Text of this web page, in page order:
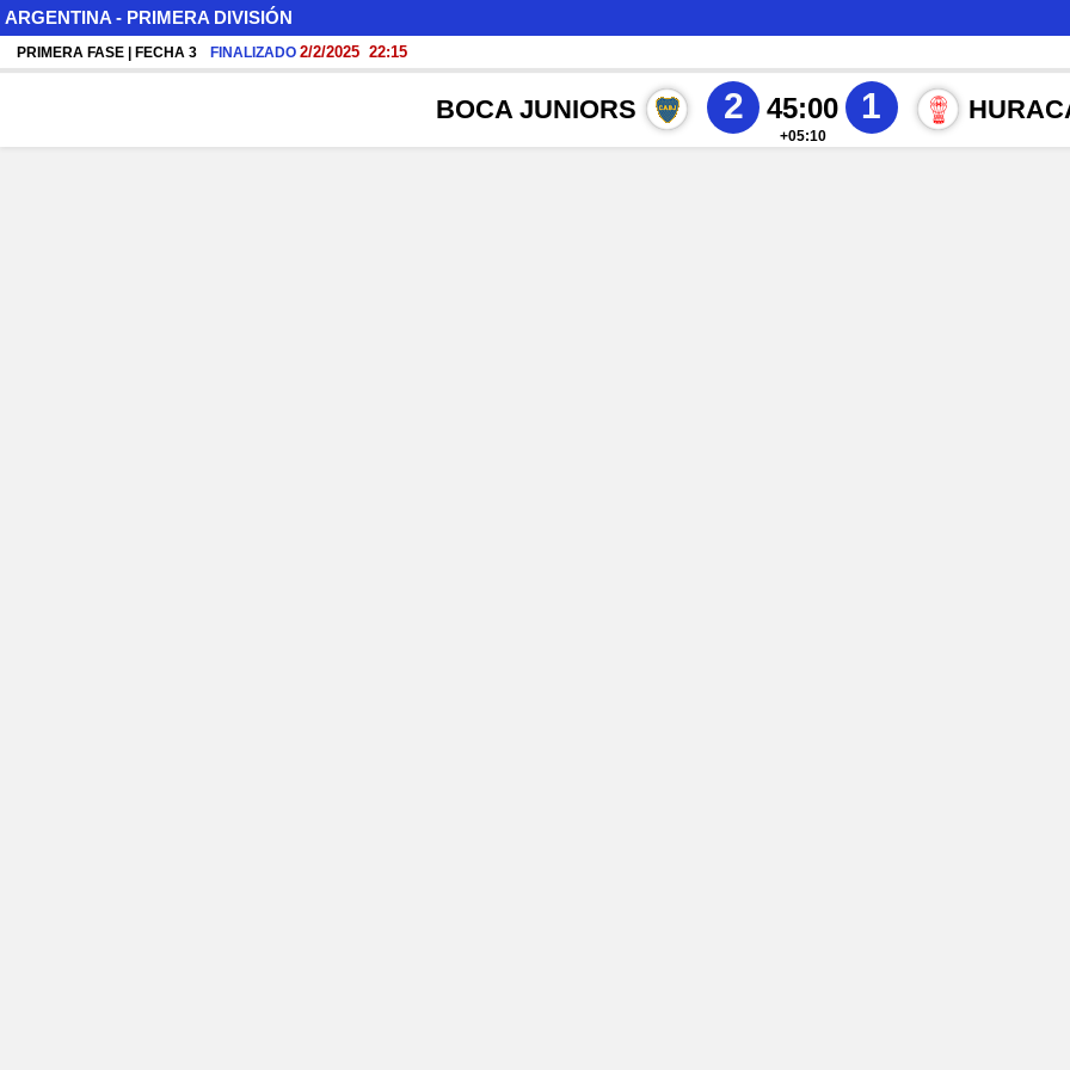
ARGENTINA - PRIMERA DIVISIÓN
PRIMERA FASE | FECHA 3 FINALIZADO 2/2/2025 22:15
BOCA JUNIORS 2 45:00
+05:10
1